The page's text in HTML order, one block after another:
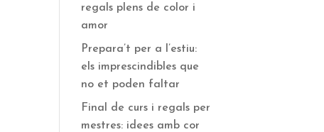
regals plens de color i
amor
Prepara’t per a l’estiu:
els imprescindibles que
no et poden faltar
Final de curs i regals per
mestres: idees amb cor